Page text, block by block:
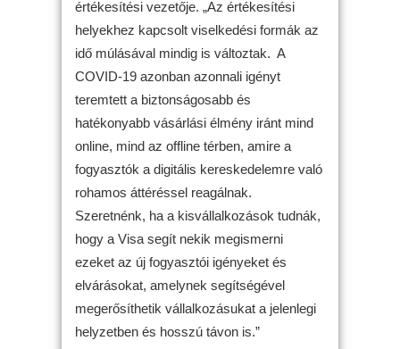
értékesítési vezetője. „Az értékesítési
helyekhez kapcsolt viselkedési formák az
idő múlásával mindig is változtak. A
COVID-19 azonban azonnali igényt
teremtett a biztonságosabb és
hatékonyabb vásárlási élmény iránt mind
online, mind az offline térben, amire a
fogyasztók a digitális kereskedelemre való
rohamos áttéréssel reagálnak.
Szeretnénk, ha a kisvállalkozások tudnák,
hogy a Visa segít nekik megismerni
ezeket az új fogyasztói igényeket és
elvárásokat, amelynek segítségével
megerősíthetik vállalkozásukat a jelenlegi
helyzetben és hosszú távon is.”